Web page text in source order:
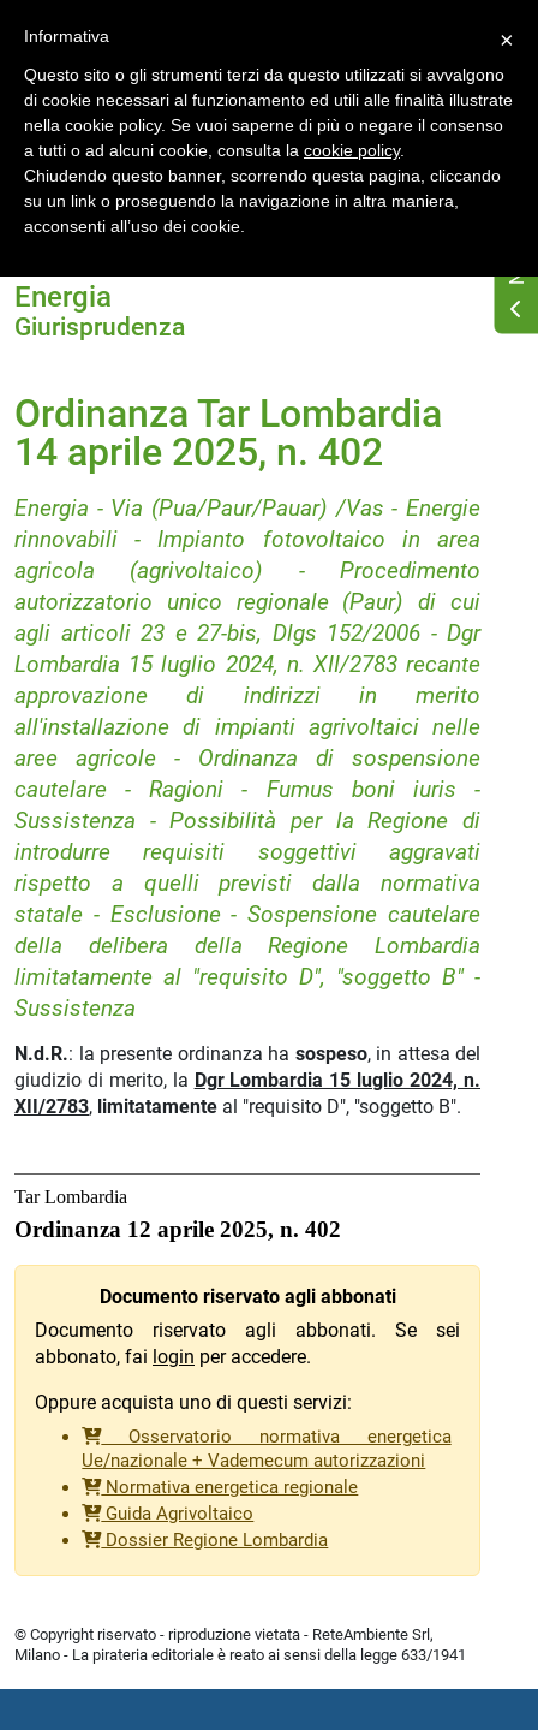
Home
Ordinanza Tar Lombardia 14 aprile 2025, n. 402
Energia
Giurisprudenza
Ordinanza Tar Lombardia
14 aprile 2025, n. 402
Energia - Via (Pua/Paur/Pauar) /Vas - Energie
rinnovabili - Impianto fotovoltaico in area
agricola (agrivoltaico) - Procedimento
autorizzatorio unico regionale (Paur) di cui
agli articoli 23 e 27-bis, Dlgs 152/2006 - Dgr
Lombardia 15 luglio 2024, n. XII/2783 recante
approvazione di indirizzi in merito
all'installazione di impianti agrivoltaici nelle
aree agricole - Ordinanza di sospensione
cautelare - Ragioni - Fumus boni iuris -
Sussistenza - Possibilità per la Regione di
introdurre requisiti soggettivi aggravati
rispetto a quelli previsti dalla normativa
statale - Esclusione - Sospensione cautelare
della delibera della Regione Lombardia
limitatamente al "requisito D", "soggetto B" -
Sussistenza
N.d.R.: la presente ordinanza ha sospeso, in attesa del
giudizio di merito, la Dgr Lombardia 15 luglio 2024, n.
XII/2783, limitatamente al "requisito D", "soggetto B".
Tar Lombardia
Ordinanza 12 aprile 2025, n. 402
Documento riservato agli abbonati
Documento riservato agli abbonati. Se sei
abbonato, fai login per accedere.
Oppure acquista uno di questi servizi:
Osservatorio normativa energetica
Ue/nazionale + Vademecum autorizzazioni
Normativa energetica regionale
Guida Agrivoltaico
Dossier Regione Lombardia
© Copyright riservato - riproduzione vietata - ReteAmbiente Srl,
Milano - La pirateria editoriale è reato ai sensi della legge 633/1941
×
Informativa
Questo sito o gli strumenti terzi da questo utilizzati si avvalgono
di cookie necessari al funzionamento ed utili alle finalità illustrate
nella cookie policy. Se vuoi saperne di più o negare il consenso
a tutti o ad alcuni cookie, consulta la cookie policy.
Chiudendo questo banner, scorrendo questa pagina, cliccando
su un link o proseguendo la navigazione in altra maniera,
acconsenti all’uso dei cookie.